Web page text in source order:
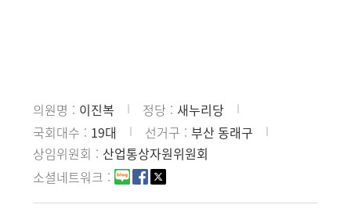
의원명 이진복 정당
새누리당
국회대수
19대 선거구
부산 동래구
상임위원회
산업통상자원위원회
소셜네트워크